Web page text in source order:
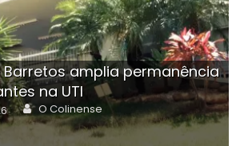
amplia permanência
na UTI
Author
O Colinense